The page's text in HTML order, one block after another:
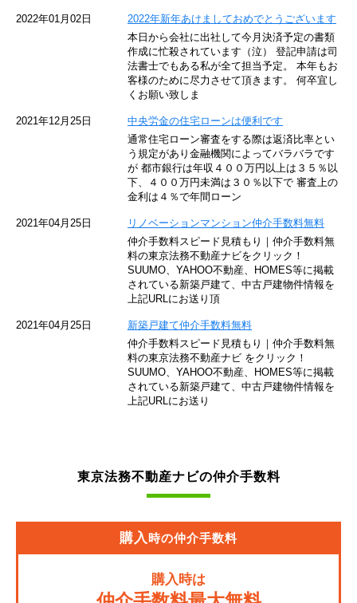
京王井の頭線
JR湘南新宿ライン
京王京王線
東京臨海高速鉄道
東急世田谷線
JR南武線
2022年01月02日
2022年新年あけましておめでとうございます
本日から会社に出社して今月決済予定の書類
作成に忙殺されています（泣） 登記申請は司
法書士でもある私が全て担当予定。 本年もお
客様のために尽力させて頂きます。 何卒宜し
くお願い致しま
2021年12月25日
中央労金の住宅ローンは便利です
通常住宅ローン審査をする際は返済比率とい
う規定があり金融機関によってバラバラです
が 都市銀行は年収４００万円以上は３５％以
下、４００万円未満は３０％以下で 審査上の
金利は４％で年間ローン
2021年04月25日
リノベーションマンション仲介手数料無料
仲介手数料スピード見積もり｜仲介手数料無
料の東京法務不動産ナビをクリック！
SUUMO、YAHOO不動産、HOMES等に掲載
されている新築戸建て、中古戸建物件情報を
上記URLにお送り頂
2021年04月25日
新築戸建て仲介手数料無料
仲介手数料スピード見積もり｜仲介手数料無
料の東京法務不動産ナビ をクリック！
SUUMO、YAHOO不動産、HOMES等に掲載
されている新築戸建て、中古戸建物件情報を
上記URLにお送り
東京法務不動産ナビの仲介手数料
購入時の仲介手数料
購入時は